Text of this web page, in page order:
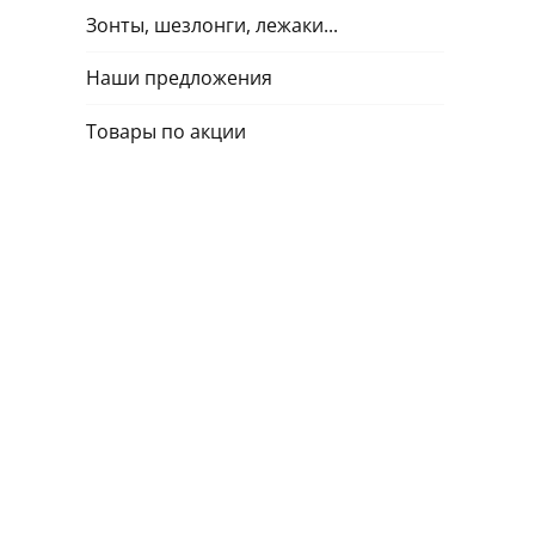
Зонты, шезлонги, лежаки...
Наши предложения
Товары по акции